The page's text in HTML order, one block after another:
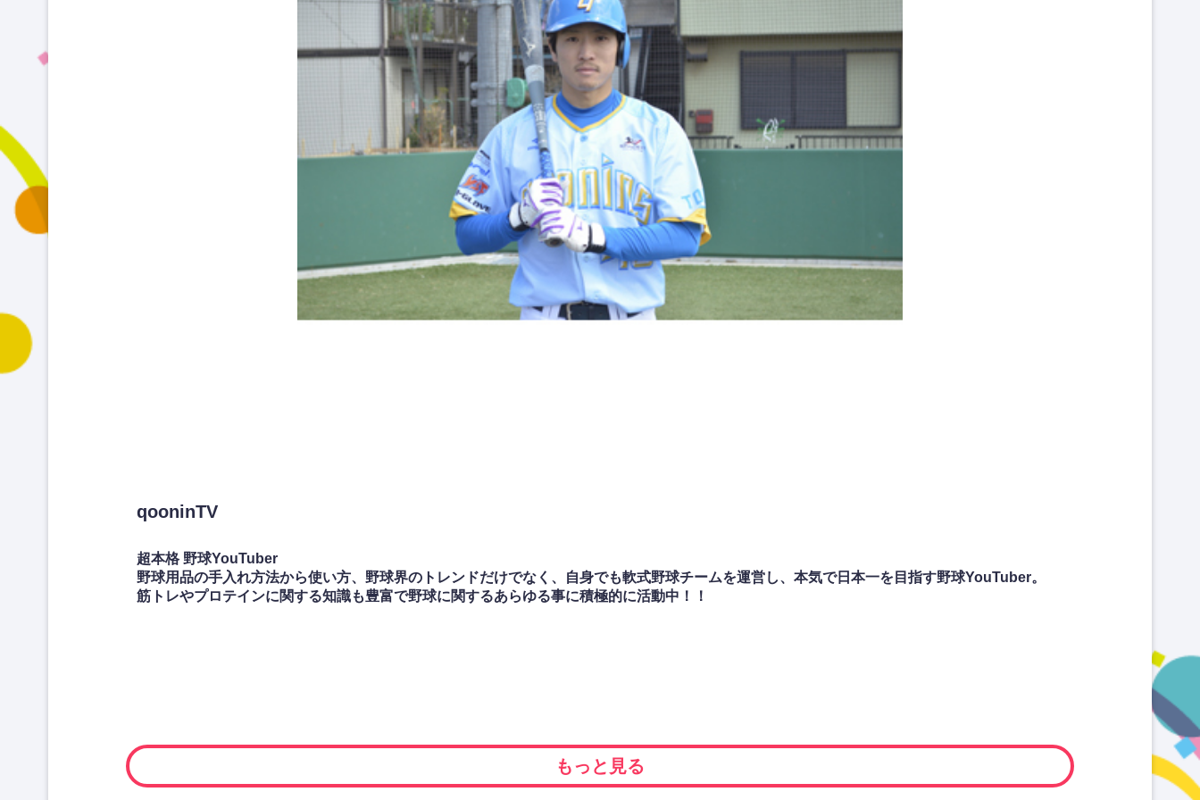
qooninTV
超本格 野球YouTuber
野球用品の手入れ方法から使い方、野球界のトレンドだけでなく、自身でも軟式野球チームを運営し、本気で日本一を目指す野球YouTuber。
筋トレやプロテインに関する知識も豊富で野球に関するあらゆる事に積極的に活動中！！
もっと見る